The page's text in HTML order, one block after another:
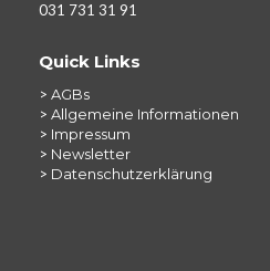
031 731 31 91
Quick Links
> AGBs
> Allgemeine Informationen
> Impressum
> Newsletter
> Datenschutzerklärung